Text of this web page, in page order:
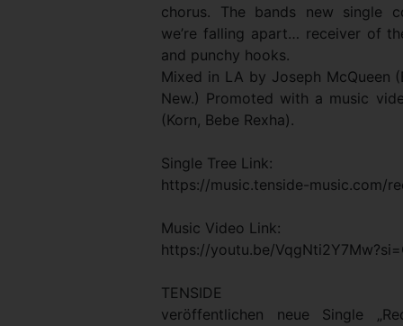
chorus. The bands new single
we’re falling apart… receiver of
and punchy hooks.
Mixed in LA by Joseph McQueen
New.) Promoted with a music
(Korn, Bebe Rexha).
Single Tree Link:
https://music.tenside-music.com/
Music Video Link:
https://youtu.be/
TENSIDE
veröffentlichen neue Single